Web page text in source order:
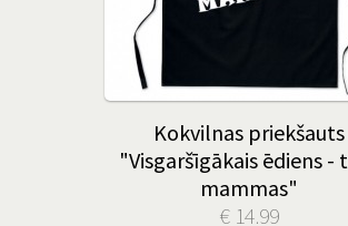
Kokvilnas priekšauts
"Visgaršīgākais ēdiens -
mammas"
€ 14.99